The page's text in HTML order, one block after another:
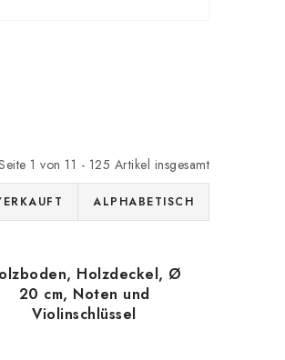
1 von 11 - 125 Artikel insgesamt
ALPHABETISCH
Holzdeckel, Ø
20 cm, Noten und
Violinschlüssel